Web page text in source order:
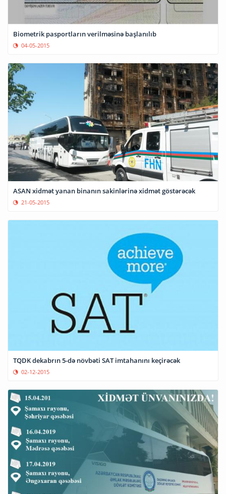
Biometrik pasportların verilməsinə başlanılıb
04-05-2015
ASAN xidmət yanan binanın sakinlərinə xidmət göstərəcək
21-05-2015
TQDK dekabrın 5-də növbəti SAT imtahanını keçirəcək
02-12-2015